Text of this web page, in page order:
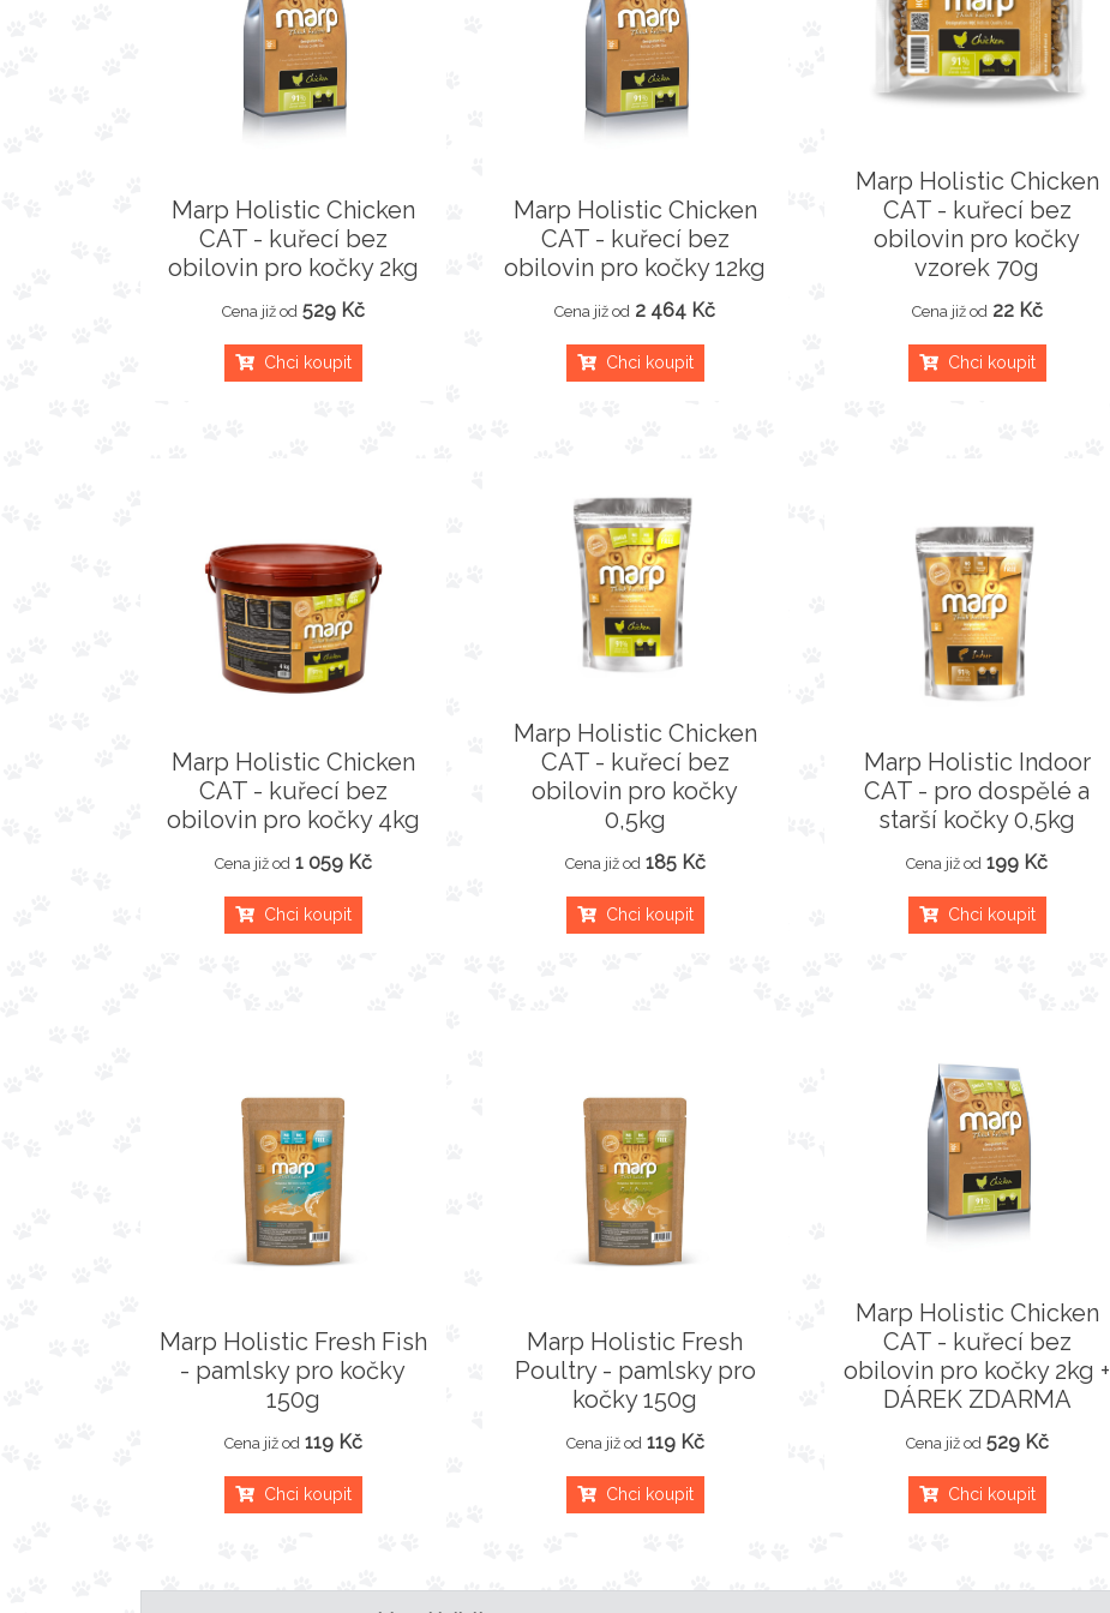
Marp Holistic Chicken
CAT - kuřecí bez
obilovin pro kočky 2kg
Cena již od 529 Kč
Chci koupit
Marp Holistic Chicken
CAT - kuřecí bez
obilovin pro kočky 12kg
Cena již od 2 464 Kč
Chci koupit
Marp Holistic Chicken
CAT - kuřecí bez
obilovin pro kočky
vzorek 70g
Cena již od 22 Kč
Chci koupit
Marp Holistic Chicken
CAT - kuřecí bez
obilovin pro kočky 4kg
Cena již od 1 059 Kč
Chci koupit
Marp Holistic Chicken
CAT - kuřecí bez
obilovin pro kočky
0,5kg
Cena již od 185 Kč
Chci koupit
Marp Holistic Indoor
CAT - pro dospělé a
starší kočky 0,5kg
Cena již od 199 Kč
Chci koupit
Marp Holistic Fresh Fish
- pamlsky pro kočky
150g
Cena již od 119 Kč
Chci koupit
Marp Holistic Fresh
Poultry - pamlsky pro
kočky 150g
Cena již od 119 Kč
Chci koupit
Marp Holistic Chicken
CAT - kuřecí bez
obilovin pro kočky 2kg +
DÁREK ZDARMA
Cena již od 529 Kč
Chci koupit